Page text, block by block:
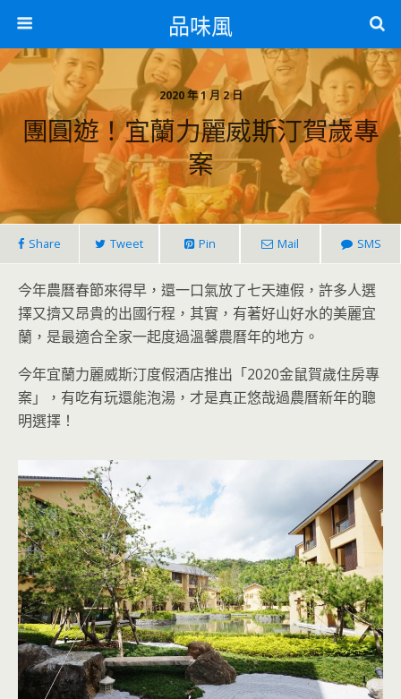
品味風
2020 年 1 月 2 日
團圓遊！宜蘭力麗威斯汀賀歲專
案
Share Tweet Pin Mail SMS
今年農曆春節來得早，還一口氣放了七天連假，許多人選
擇又擠又昂貴的出國行程，其實，有著好山好水的美麗宜
蘭，是最適合全家一起度過溫馨農曆年的地方。
今年宜蘭力麗威斯汀度假酒店推出「2020金鼠賀歲住房專
案」，有吃有玩還能泡湯，才是真正悠哉過農曆新年的聰
明選擇！